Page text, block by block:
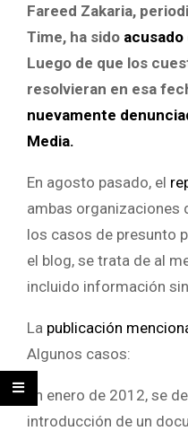
Fareed Zakaria,
Time, ha sido acusado
Luego de que los
resolvieran en esa
nuevamente
Media.
En agosto pasado, el
ambas organizaciones
los casos de presunto
el blog, se trata de al
incluido información
La publicación
Algunos casos:
En enero de 2012, se
introducción de un